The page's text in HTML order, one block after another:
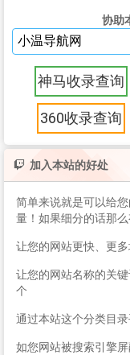
协助
神马收录查询
360收录查询
加入本站的好处
简单来说就是可以给
量！如果细分的话那么
让您的网站更快、更
让您的网站名称的关
个
通过本站这个分类目
如您网站被搜索引擎